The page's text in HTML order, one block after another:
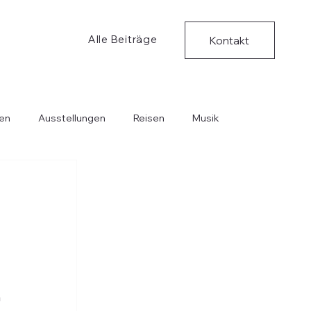
Alle Beiträge Kontakt
Ausstellungen Reisen Musik